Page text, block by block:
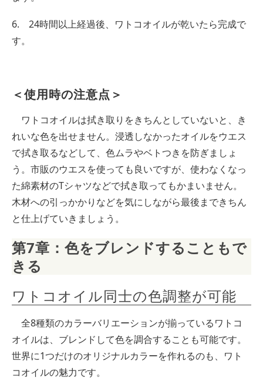
6. 24時間以上経過後、ワトコオイルが乾いたら完成で
す。
＜使用時の注意点＞
ワトコオイルは拭き取りをきちんとしていないと、き
れいな色を出せません。浸透しなかったオイルをウエス
で拭き取るなどして、色ムラやベトつきを防ぎましょ
う。市販のウエスを使っても良いですが、使わなくなっ
た綿素材のTシャツなどで拭き取ってもかまいません。
木材への引っかかりなどを気にしながら最後まできちん
と仕上げていきましょう。
第7章：色をブレンドすることもで
きる
ワトコオイル同士の色調整が可能
全8種類のカラーバリエーションが揃っているワトコ
オイルは、ブレンドして色を調合することも可能です。
世界に1つだけのオリジナルカラーを作れるのも、ワト
コオイルの魅力です。